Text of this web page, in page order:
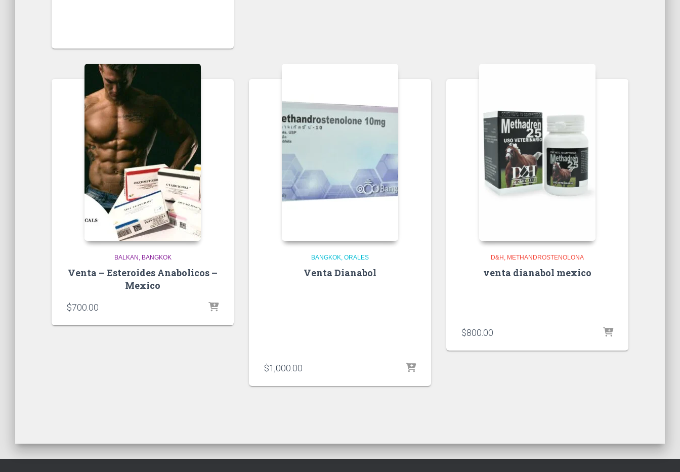
BALKAN BANGKOK
Venta – Esteroides Anabolicos –
Mexico
$700.00
BANGKOK ORALES
Venta Dianabol
$1,000.00
D&H METHANDROSTENOLONA
venta dianabol mexico
$800.00